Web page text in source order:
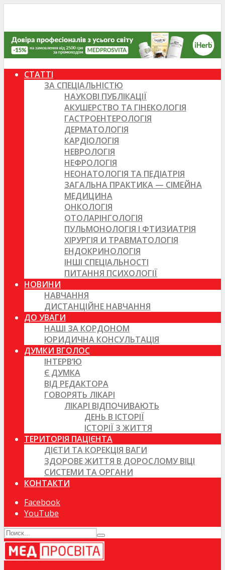
СТАТТІ
ЗА СПЕЦІАЛЬНІСТЮ
НАУКОВІ ПУБЛІКАЦІЇ
АКУШЕРСТВО ТА ГІНЕКОЛОГІЯ
ГАСТРОЕНТЕРОЛОГІЯ
ДЕРМАТОЛОГІЯ
КАРДІОЛОГІЯ
НЕВРОЛОГІЯ
НЕФРОЛОГІЯ
НЕОНАТОЛОГІЯ ТА ПЕДІАТРІЯ
ЗАГАЛЬНА ПРАКТИКА — СІМЕЙНА
МЕДИЦИНА
ОНКОЛОГІЯ
ОТОЛАРІНГОЛОГІЯ
ПУЛЬМОНОЛОГІЯ І ФТИЗИАТРІЯ
ХІРУРГІЯ И ТРАВМАТОЛОГІЯ
ЕНДОКРИНОЛОГІЯ
ІНШІ СПЕЦІАЛЬНОСТІ
ПИТАННЯ ПСИХОЛОГІЇ
НОВИНИ
НАВЧАННЯ
ДИСТАНЦІЙНЕ НАВЧАННЯ
ДО УВАГИ
НАШІ ЗА КОРДОНОМ
ЮРИДИЧНА КОНСУЛЬТАЦІЯ
ДУМКИ ВГОЛОС
ІНТЕРВ’Ю
Є ДУМКА
ВІД РЕДАКТОРА
ГОВОРЯТЬ ЛІКАРІ
ЛІКАРІ ВІДПОЧИВАЮТЬ
ДЕНЬ В ІСТОРІЇ
ІСТОРІЇ З ЖИТТЯ
ТЕРИТОРІЯ ПАЦІЄНТА
ДІЄТИ ТА КОРЕКЦІЯ ВАГИ
ЗДОРОВЕ ЖИТТЯ В ДОРОСЛОМУ ВІЦІ
СИСТЕМИ ТА ОРГАНИ
КОНТАКТИ
Facebook
YouTube